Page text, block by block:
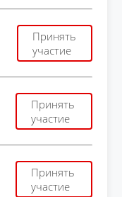
Принять
участие
Принять
участие
Принять
участие